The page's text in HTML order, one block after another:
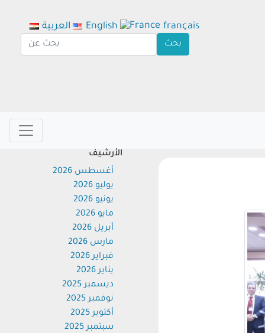
الأرشيف
أغسطس 2026
يوليو 2026
يونيو 2026
مايو 2026
أبريل 2026
مارس 2026
فبراير 2026
يناير 2026
ديسمبر 2025
نوفمبر 2025
أكتوبر 2025
سبتمبر 2025
العربية English français